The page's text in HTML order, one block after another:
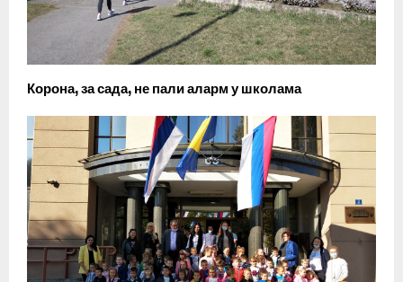
Корона, за сада, не пали аларм у школама